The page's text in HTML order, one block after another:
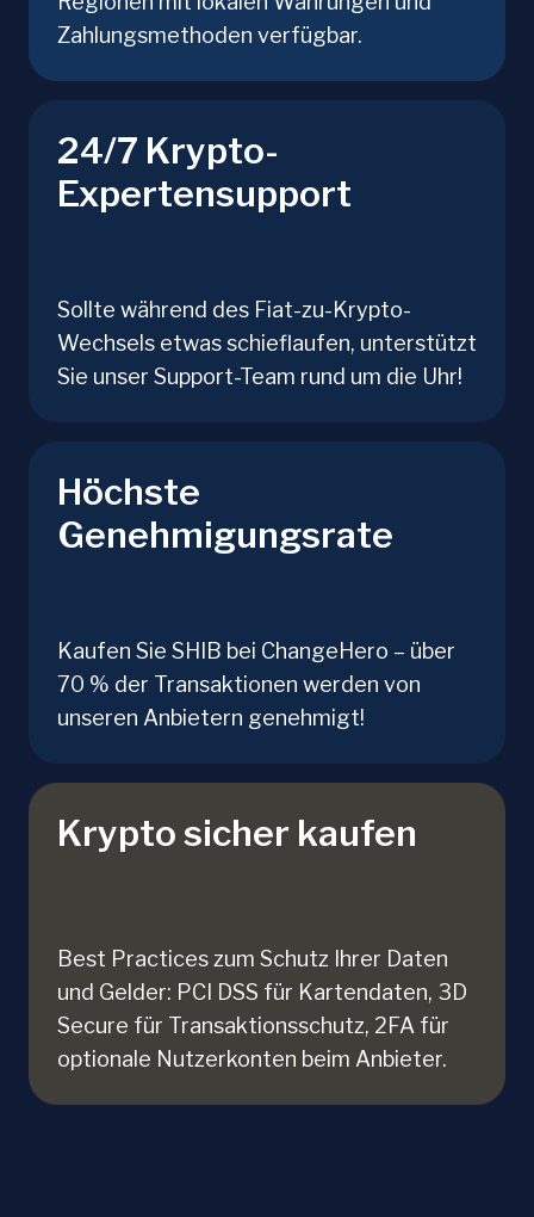
Zahlungsmethoden verfügbar.
24/7 Krypto-
Expertensupport
Sollte während des Fiat-zu-Krypto-
Wechsels etwas schieflaufen, unterstützt
Sie unser Support-Team rund um die Uhr!
Höchste
Genehmigungsrate
Kaufen Sie SHIB bei ChangeHero – über
70 % der Transaktionen werden von
unseren Anbietern genehmigt!
Krypto sicher kaufen
Best Practices zum Schutz Ihrer Daten
und Gelder: PCI DSS für Kartendaten, 3D
Secure für Transaktionsschutz, 2FA für
optionale Nutzerkonten beim Anbieter.